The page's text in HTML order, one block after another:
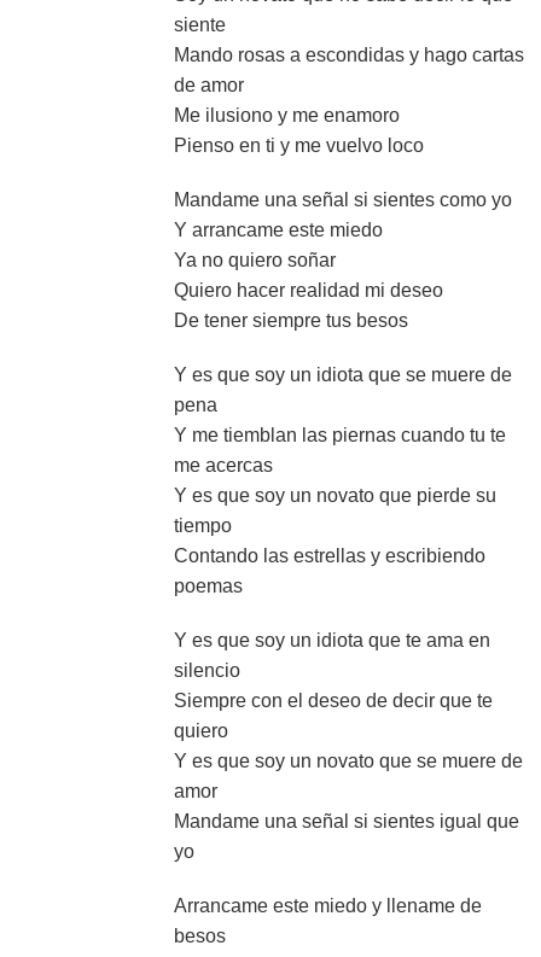
siente
Mando rosas a escondidas y hago cartas
de amor
Me ilusiono y me enamoro
Pienso en ti y me vuelvo loco
Mandame una señal si sientes como yo
Y arrancame este miedo
Ya no quiero soñar
Quiero hacer realidad mi deseo
De tener siempre tus besos
Y es que soy un idiota que se muere de
pena
Y me tiemblan las piernas cuando tu te
me acercas
Y es que soy un novato que pierde su
tiempo
Contando las estrellas y escribiendo
poemas
Y es que soy un idiota que te ama en
silencio
Siempre con el deseo de decir que te
quiero
Y es que soy un novato que se muere de
amor
Mandame una señal si sientes igual que
yo
Arrancame este miedo y llename de
besos